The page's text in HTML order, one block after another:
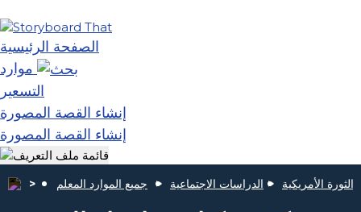
الصفحة الرئيسية
موارد
التسعير
إنشاء القصة المصورة
إنشاء القصة المصورة
جميع الموارد المعلم الدراسات الاجتماعية الثورة الأمريكية